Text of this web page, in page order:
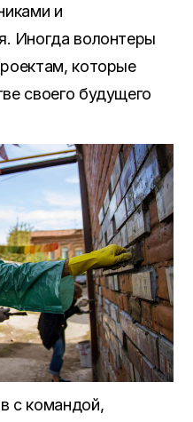
и
. Иногда волонтеры
, которые
своего будущего
с командой,